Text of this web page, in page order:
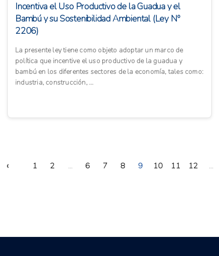
Incentiva el Uso Productivo de la Guadua y el
Bambú y su Sostenibilidad Ambiental (Ley Nº
2206)
La presente ley tiene como objeto adoptar un marco de
política que incentive el uso productivo de la guadua y
bambú en los diferentes sectores de la economía, tales como:
industria, construcción, ...
‹ 1 2 ... 6 7 8 9 10 11 12 ...